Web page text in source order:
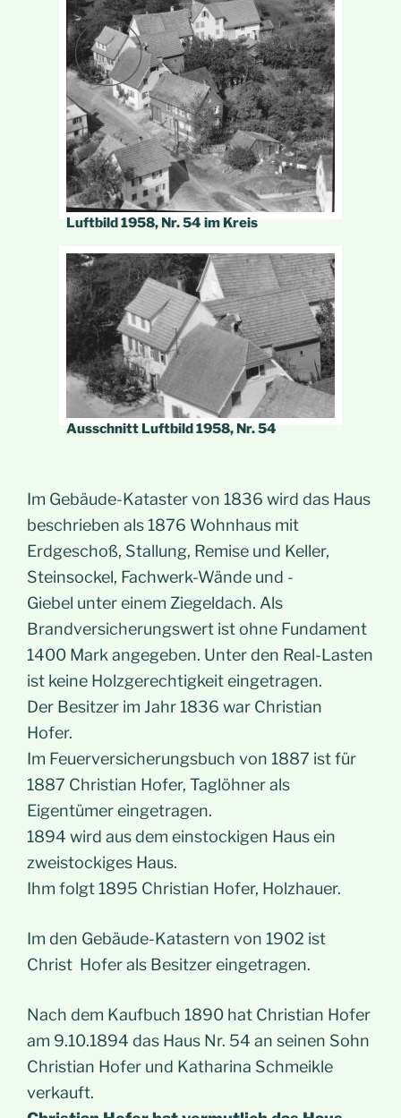
Luftbild 1958, Nr. 54 im Kreis
Ausschnitt Luftbild 1958, Nr. 54
Im Gebäude-Kataster von 1836 wird das Haus
beschrieben als 1876 Wohnhaus mit
Erdgeschoß, Stallung, Remise und Keller,
Steinsockel, Fachwerk-Wände und -
Giebel unter einem Ziegeldach. Als
Brandversicherungswert ist ohne Fundament
1400 Mark angegeben. Unter den Real-Lasten
ist keine Holzgerechtigkeit eingetragen.
Der Besitzer im Jahr 1836 war Christian
Hofer.
Im Feuerversicherungsbuch von 1887 ist für
1887 Christian Hofer, Taglöhner als
Eigentümer eingetragen.
1894 wird aus dem einstockigen Haus ein
zweistockiges Haus.
Ihm folgt 1895 Christian Hofer, Holzhauer.
Im den Gebäude-Katastern von 1902 ist
Christ Hofer als Besitzer eingetragen.
Nach dem Kaufbuch 1890 hat Christian Hofer
am 9.10.1894 das Haus Nr. 54 an seinen Sohn
Christian Hofer und Katharina Schmeikle
verkauft.